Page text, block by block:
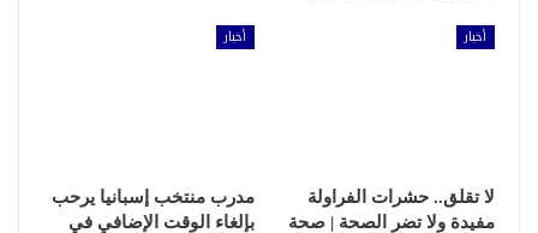
أخبار
لا تقلق.. حشرات الفراولة
مفيدة ولا تضر الصحة | صحة
أخبار
مدرب منتخب إسبانيا يرحب
بإلغاء الوقت الإضافي في